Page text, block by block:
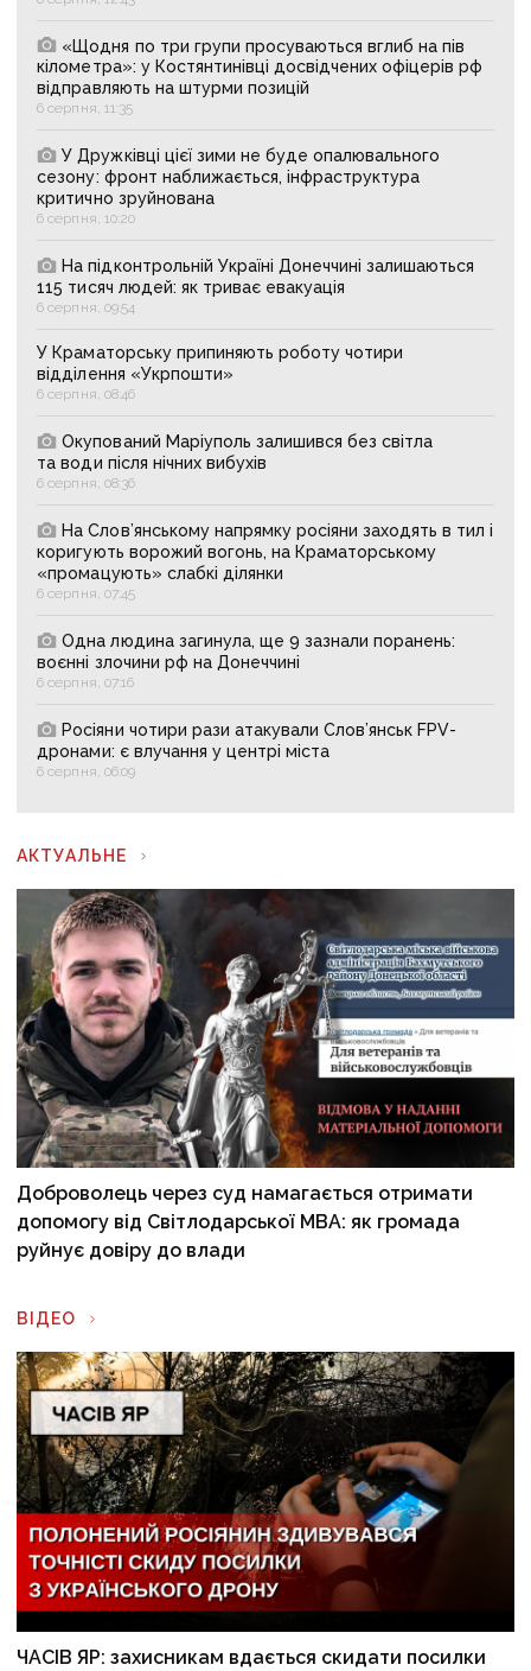
«Щодня по три групи просуваються вглиб на пів
кілометра»: у Костянтинівці досвідчених офіцерів рф
відправляють на штурми позицій
6 серпня, 11:35
У Дружківці цієї зими не буде опалювального
сезону: фронт наближається, інфраструктура
критично зруйнована
6 серпня, 10:20
На підконтрольній Україні Донеччині залишаються
115 тисяч людей: як триває евакуація
6 серпня, 09:54
У Краматорську припиняють роботу чотири
відділення «Укрпошти»
6 серпня, 08:46
Окупований Маріуполь залишився без світла
та води після нічних вибухів
6 серпня, 08:36
На Слов’янському напрямку росіяни заходять в тил і
коригують ворожий вогонь, на Краматорському
«промацують» слабкі ділянки
6 серпня, 07:45
Одна людина загинула, ще 9 зазнали поранень:
воєнні злочини рф на Донеччині
6 серпня, 07:16
Росіяни чотири рази атакували Слов’янськ FPV-
дронами: є влучання у центрі міста
6 серпня, 06:09
АКТУАЛЬНЕ
Доброволець через суд намагається отримати
допомогу від Світлодарської МВА: як громада
руйнує довіру до влади
ВІДЕО
ЧАСІВ ЯР: захисникам вдається скидати посилки